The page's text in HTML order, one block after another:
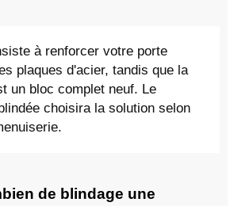
à renforcer votre porte
plaques d'acier, tandis que la
un bloc complet neuf. Le
choisira la solution selon
de blindage une